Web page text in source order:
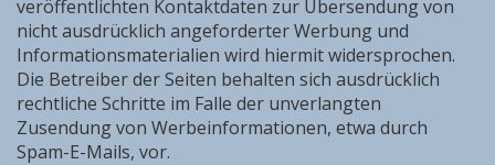
veröffentlichten Kontaktdaten zur Übersendung von
nicht ausdrücklich angeforderter Werbung und
Informationsmaterialien wird hiermit widersprochen.
Die Betreiber der Seiten behalten sich ausdrücklich
rechtliche Schritte im Falle der unverlangten
Zusendung von Werbeinformationen, etwa durch
Spam-E-Mails, vor.